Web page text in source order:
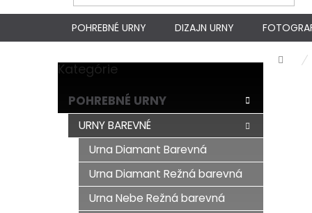
POHREBNÉ URNY DIZAJN URNY
B
č
Preskočiť
kategórie
Kategórie
POHREBNÉ URNY
URNY BAREVNÉ
Urna Diamant Barevná
Urna Diamant Režná barevná
Urna Nebe Režná barevná